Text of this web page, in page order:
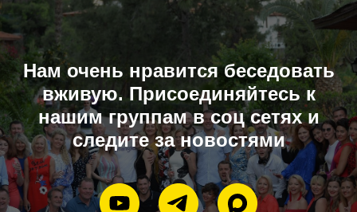
Нам очень нравится беседовать
вживую. Присоединяйтесь к
нашим группам в соц сетях и
следите за новостями